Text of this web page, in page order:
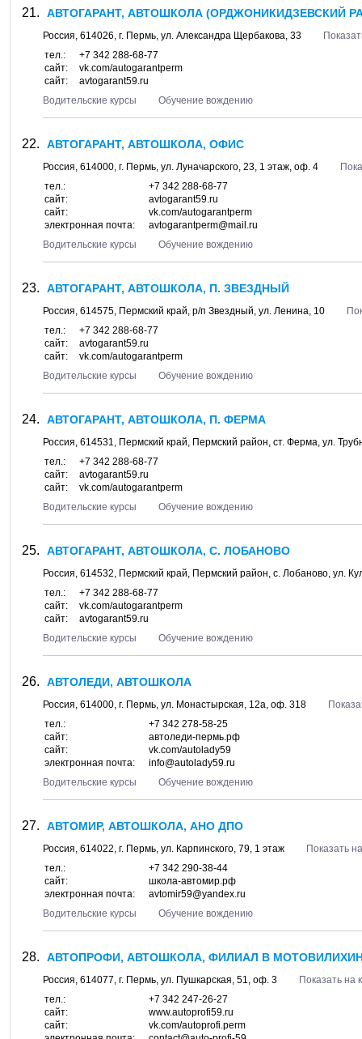
АВТОГАРАНТ, АВТОШКОЛА (ОРДЖОНИКИДЗЕВСКИЙ
Россия, 614026, г. Пермь, ул. Александра Щербакова, 33
тел.:
+7 342 288-68-77
сайт:
vk.com/autogarantperm
сайт:
avtogarant59.ru
Водительские курсы
Обучение вождению
АВТОГАРАНТ, АВТОШКОЛА, ОФИС
Россия, 614000, г. Пермь, ул. Луначарского, 23, 1 этаж, оф. 4
тел.:
+7 342 288-68-77
сайт:
avtogarant59.ru
сайт:
vk.com/autogarantperm
электронная почта:
avtogarantperm@mail.ru
Водительские курсы
Обучение вождению
АВТОГАРАНТ, АВТОШКОЛА, П. ЗВЕЗДНЫЙ
Россия, 614575, Пермский край, р/п Звездный, ул. Ленина, 10
тел.:
+7 342 288-68-77
сайт:
avtogarant59.ru
сайт:
vk.com/autogarantperm
Водительские курсы
Обучение вождению
АВТОГАРАНТ, АВТОШКОЛА, П. ФЕРМА
Россия, 614531, Пермский край, Пермский район, ст. Ферма, ул.
тел.:
+7 342 288-68-77
сайт:
avtogarant59.ru
сайт:
vk.com/autogarantperm
Водительские курсы
Обучение вождению
АВТОГАРАНТ, АВТОШКОЛА, С. ЛОБАНОВО
Россия, 614532, Пермский край, Пермский район, с. Лобаново, ул.
тел.:
+7 342 288-68-77
сайт:
vk.com/autogarantperm
сайт:
avtogarant59.ru
Водительские курсы
Обучение вождению
АВТОЛЕДИ, АВТОШКОЛА
Россия, 614000, г. Пермь, ул. Монастырская, 12а, оф. 318
тел.:
+7 342 278-58-25
сайт:
автоледи-пермь.рф
сайт:
vk.com/autolady59
электронная почта:
info@autolady59.ru
Водительские курсы
Обучение вождению
АВТОМИР, АВТОШКОЛА, АНО ДПО
Россия, 614022, г. Пермь, ул. Карпинского, 79, 1 этаж
Показать
тел.:
+7 342 290-38-44
сайт:
школа-автомир.рф
электронная почта:
avtomir59@yandex.ru
Водительские курсы
Обучение вождению
АВТОПРОФИ, АВТОШКОЛА, ФИЛИАЛ В
Россия, 614077, г. Пермь, ул. Пушкарская, 51, оф. 3
Показать на
тел.:
+7 342 247-26-27
сайт:
www.autoprofi59.ru
сайт:
vk.com/autoprofi.perm